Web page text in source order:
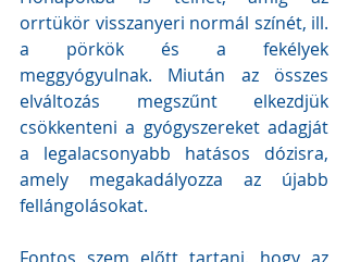
orrtükör visszanyeri normál színét, ill.
a pörkök és a fekélyek
meggyógyulnak. Miután az összes
elváltozás megszűnt elkezdjük
csökkenteni a gyógyszereket adagját
a legalacsonyabb hatásos dózisra,
amely megakadályozza az újabb
fellángolásokat.